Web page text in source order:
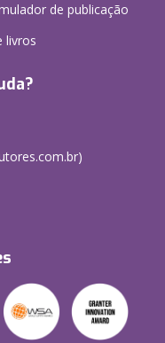
de publicação
livros